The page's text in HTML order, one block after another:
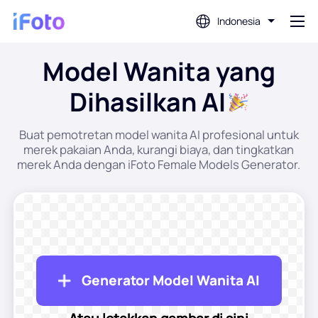
Indonesia
Gabung
Penghapus Latar Belakang
Pembuat Foto Paspor
Model Wanita yang
Dihasilkan AI
Buat pemotretan model wanita AI profesional untuk
merek pakaian Anda, kurangi biaya, dan tingkatkan
merek Anda dengan iFoto Female Models Generator.
Generator Model Wanita AI